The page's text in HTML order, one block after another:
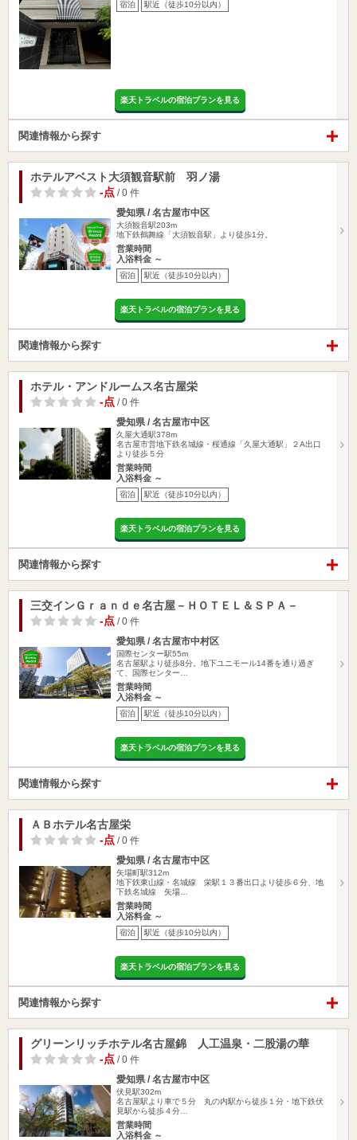
宿泊 駅近（徒歩10分以内）
楽天トラベルの宿泊プランを見る
関連情報から探す
ホテルアベスト大須観音駅前 羽ノ湯
-点 / 0 件
愛知県 / 名古屋市中区
大須観音駅203m
地下鉄鶴舞線「大須観音駅」より徒歩1分。
営業時間
入浴料金 ～
宿泊 駅近（徒歩10分以内）
楽天トラベルの宿泊プランを見る
関連情報から探す
ホテル・アンドルームス名古屋栄
-点 / 0 件
愛知県 / 名古屋市中区
久屋大通駅378m
名古屋市営地下鉄名城線・桜通線「久屋大通駅」２A出口
より徒歩５分
営業時間
入浴料金 ～
宿泊 駅近（徒歩10分以内）
楽天トラベルの宿泊プランを見る
関連情報から探す
三交インＧｒａｎｄｅ名古屋－ＨＯＴＥＬ＆ＳＰＡ－
-点 / 0 件
愛知県 / 名古屋市中村区
国際センター駅55m
名古屋駅より徒歩8分。地下ユニモール14番を通り過ぎ
て、国際センター…
営業時間
入浴料金 ～
宿泊 駅近（徒歩10分以内）
楽天トラベルの宿泊プランを見る
関連情報から探す
ＡＢホテル名古屋栄
-点 / 0 件
愛知県 / 名古屋市中区
矢場町駅312m
地下鉄東山線・名城線 栄駅１３番出口より徒歩６分、地
下鉄名城線 矢場…
営業時間
入浴料金 ～
宿泊 駅近（徒歩10分以内）
楽天トラベルの宿泊プランを見る
関連情報から探す
グリーンリッチホテル名古屋錦 人工温泉・二股湯の華
-点 / 0 件
愛知県 / 名古屋市中区
伏見駅302m
名古屋駅より車で５分 丸の内駅から徒歩１分・地下鉄伏
見駅から徒歩４分…
営業時間
入浴料金 ～